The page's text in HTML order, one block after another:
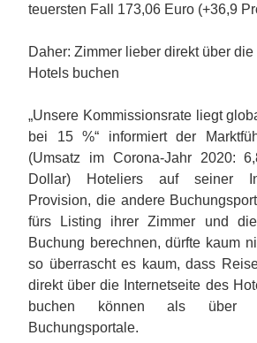
teuersten Fall 173,06 Euro (+36,9
Daher: Zimmer lieber direkt über
Hotels buchen
„Unsere Kommissionsrate liegt
bei 15 %“ informiert der
(Umsatz im Corona-Jahr 2020:
Dollar) Hoteliers auf seiner
Provision, die andere
fürs Listing ihrer Zimmer und
Buchung berechnen, dürfte kaum
so überrascht es kaum, dass
direkt über die Internetseite des
buchen können als über
Buchungsportale.